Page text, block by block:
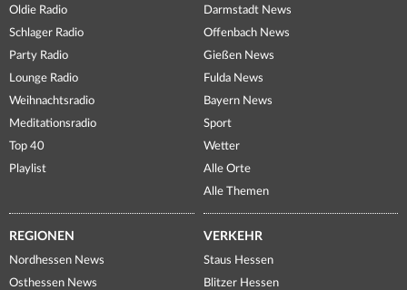
Oldie Radio
Schlager Radio
Party Radio
Lounge Radio
Weihnachtsradio
Meditationsradio
Top 40
Playlist
Darmstadt News
Offenbach News
Gießen News
Fulda News
Bayern News
Sport
Wetter
Alle Orte
Alle Themen
REGIONEN
Nordhessen News
Osthessen News
VERKEHR
Staus Hessen
Blitzer Hessen